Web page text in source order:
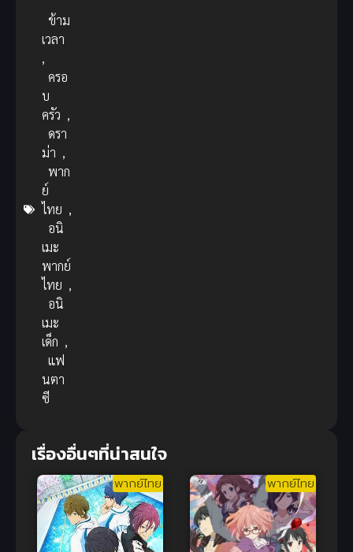
ข้าม
เวลา
,
ครอ
บ
ครัว ,
ดรา
ม่า ,
พาก
ย์
ไทย ,
อนิ
เมะ
พากย์
ไทย ,
อนิ
เมะ
เด็ก ,
แฟ
นตา
ซี
เรื่องอื่นๆที่น่าสนใจ
พากย์ไทย พากย์ไทย